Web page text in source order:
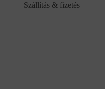
Szállítás & fizetés